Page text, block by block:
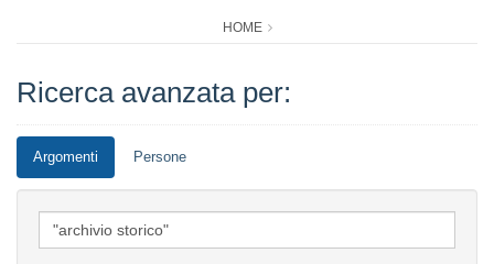
HOME
Ricerca avanzata per:
Argomenti Persone